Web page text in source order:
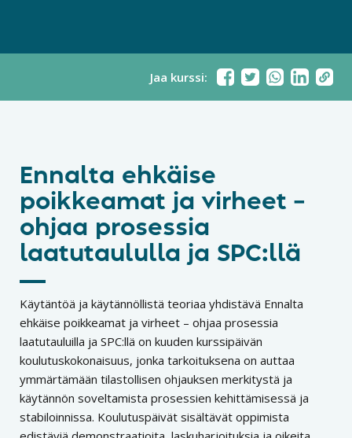
Jaa kurssi:
Ennalta ehkäise
poikkeamat ja virheet –
ohjaa prosessia
laatutaululla ja SPC:llä
Käytäntöä ja käytännöllistä teoriaa yhdistävä Ennalta
ehkäise poikkeamat ja virheet – ohjaa prosessia
laatutauluilla ja SPC:llä on kuuden kurssipäivän
koulutuskokonaisuus, jonka tarkoituksena on auttaa
ymmärtämään tilastollisen ohjauksen merkitystä ja
käytännön soveltamista prosessien kehittämisessä ja
stabiloinnissa. Koulutuspäivät sisältävät oppimista